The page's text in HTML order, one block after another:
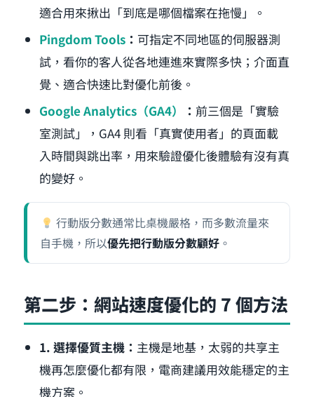
適合用來揪出「到底是哪個檔案在拖慢」。
Pingdom Tools ： 可指定不同地區的伺服器測
試，看你的客人從各地連進來實際多快；介面直
覺、適合快速比對優化前後。
Google Analytics（GA4）
： 前三個是「實驗
室測試」，GA4 則看「真實使用者」的頁面載
入時間與跳出率，用來驗證優化後體驗有沒有真
的變好。
行動版分數通常比桌機嚴格，而多數流量來
自手機，所以優先把行動版分數顧好 。
第二步：網站速度優化的 7 個方法
1. 選擇優質主機： 主機是地基，太弱的共享主
機再怎麼優化都有限，電商建議用效能穩定的主
機方案。